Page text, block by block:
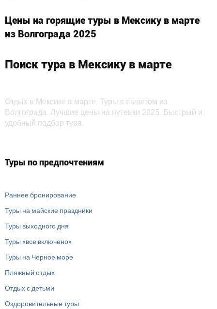
Цены на горящие туры в Мексику в марте
из Волгограда 2025
Поиск тура в Мексику в марте
Отдых в Мексике в марте. Туры с вылетом из
Волгограда. Лучшие цены на путевки 2025. Быстрый и
удобный подбор тура.
Туры по предпочтениям
Раннее бронирование
Туры на майские праздники
Туры выходного дня
Туры «все включено»
Туры на Черное море
Пляжный отдых
Отдых с детьми
Оздоровительные туры